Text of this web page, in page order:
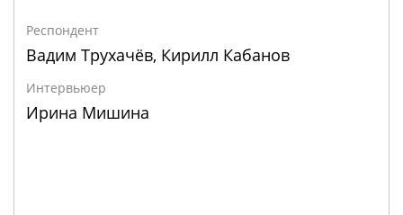
Респондент
Вадим Трухачёв, Кирилл Кабанов
Интервьюер
Ирина Мишина